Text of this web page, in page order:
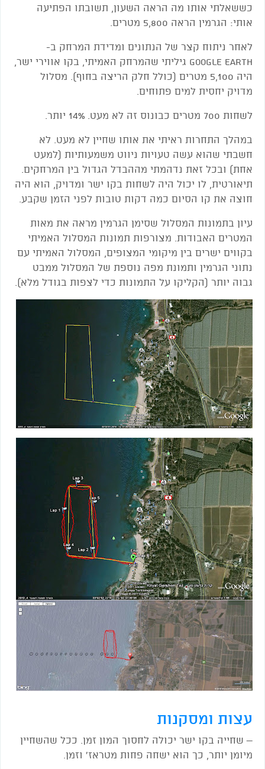
כששאלתי אותו מה הראה השעון, תשובתו הפתיעה
אותי: הגרמין הראה 5,800 מטרים.
לאחר ניתוח קצר של הנתונים ומדידת המרחק ב-
Google Earth גיליתי שהמרחק האמיתי, בקו אווירי ישר,
היה 5,100 מטרים (כולל חלק הריצה בחוף). מסלול
מדויק יחסית למים פתוחים.
לשחות 700 מטרים כבונוס זה לא מעט. 14% יותר.
במהלך התחרות ראיתי את אותו שחיין לא מעט. לא
חשבתי שהוא עשה טעויות ניווט משמעותיות (למעט
אחת) ובכל זאת נדהמתי מההבדל הגדול בין המרחקים.
תיאורטית, לו יכול היה לשחות בקו ישר ומדויק, הוא היה
חוצה את קו הסיום כמה דקות טובות לפני הזמן שקבע.
עיון בתמונות המסלול שסימן הגרמין מראה את מאות
המטרים האבודות. מצורפות תמונות המסלול האמיתי
בקווים ישרים בין מיקומי המצופים, המסלול האמיתי עם
נתוני הגרמין ותמונת מפה נוספת של המסלול ממבט
גבוה יותר (הקליקו על התמונות כדי לצפות בגודל מלא).
עצות ומסקנות
– שחייה בקו ישר יכולה לחסוך המון זמן. ככל שהשחיין
מיומן יותר, כך הוא ישחה פחות מטראז' וזמן.